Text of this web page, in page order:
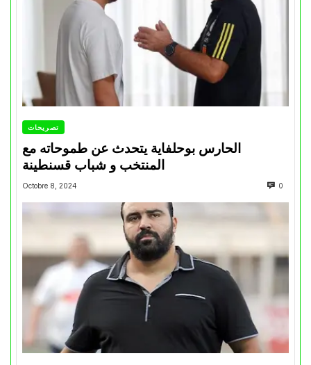
تصريحات
الحارس بوحلفاية يتحدث عن طموحاته مع
المنتخب و شباب قسنطينة
Octobre 8, 2024 0